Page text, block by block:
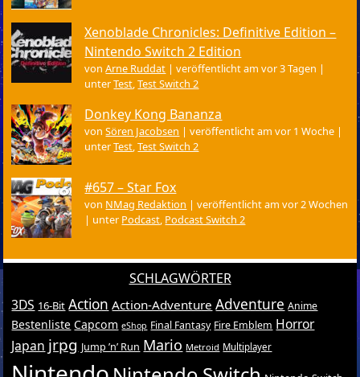
Xenoblade Chronicles: Definitive Edition –
Nintendo Switch 2 Edition
vonArne Ruddat |veröffentlicht am vor 3 Tagen |
unterTest,Test Switch 2
Donkey Kong Bananza
vonSören Jacobsen |veröffentlicht am vor 1 Woche |
unterTest,Test Switch 2
#657 – Star Fox
von NMag Redaktion |veröffentlicht am vor 2 Wochen
| unter Podcast, Podcast Switch 2
SCHLAGWÖRTER
3DS 16-Bit Action Action-Adventure Adventure Anime
Bestenliste Capcom eShop Final Fantasy Fire Emblem Horror
Japan jrpg Jump ’n’ Run Mario Metroid Multiplayer